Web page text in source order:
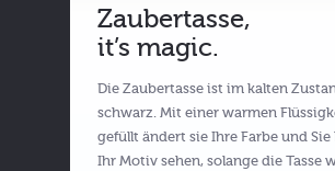
Zaubertasse,
it’s magic.
Die Zaubertasse ist im kalten
schwarz. Mit einer warmen
gefüllt ändert sie Ihre Farbe und
Ihr Motiv sehen, solange die Tasse